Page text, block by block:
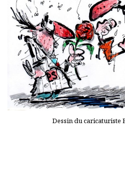
Dessin du caricaturiste